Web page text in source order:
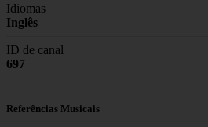
Idiomas
Inglês
ID de canal
697
Referências Musicais